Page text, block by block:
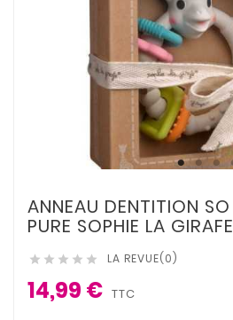
ANNEAU DENTITION SO
PURE SOPHIE LA GIRAFE
     LA REVUE(0)
14,99 € TTC